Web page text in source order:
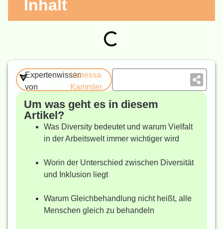
Inhalt
Expertenwissen
von
Vanessa
Kammler
Um was geht es in diesem
Artikel?
Was Diversity bedeutet und warum Vielfalt
in der Arbeitswelt immer wichtiger wird
Worin der Unterschied zwischen Diversität
und Inklusion liegt
Warum Gleichbehandlung nicht heißt, alle
Menschen gleich zu behandeln